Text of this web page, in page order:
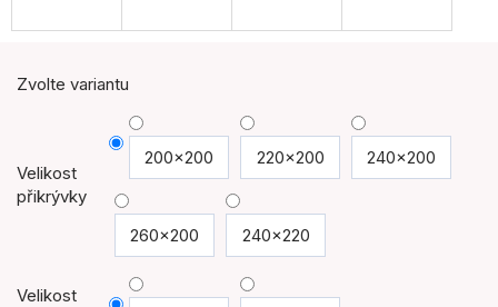
Zvolte variantu
Velikost
přikrývky
200x200 220x200 240x200
260x200 240x220
Velikost